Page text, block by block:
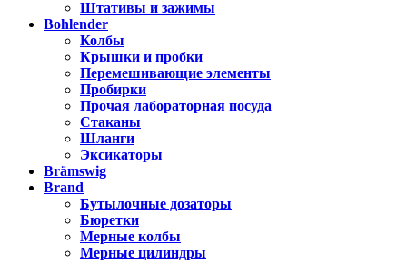
Штативы и зажимы
Bohlender
Колбы
Крышки и пробки
Перемешивающие элементы
Пробирки
Прочая лабораторная посуда
Стаканы
Шланги
Эксикаторы
Brämswig
Brand
Бутылочные дозаторы
Бюретки
Мерные колбы
Мерные цилиндры